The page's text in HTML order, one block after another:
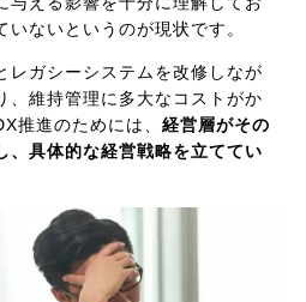
ないというのが現状です。
レガシーシステムを改修しなが
、維持管理に多大なコストがか
推進のためには、経営層がその
、具体的な経営戦略を立ててい